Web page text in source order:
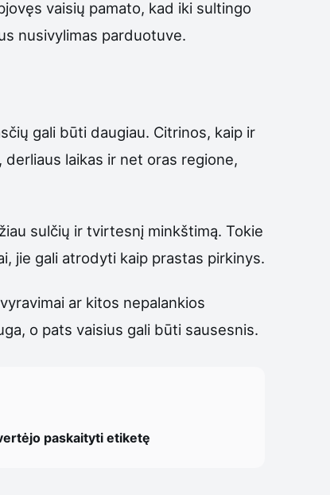
vaisių pamato, kad iki sultingo
nusivylimas parduotuve.
gali būti daugiau. Citrinos, kaip ir
laikas ir net oras regione,
sulčių ir tvirtesnį minkštimą. Tokie
jie gali atrodyti kaip prastas pirkinys.
ar kitos nepalankios
o pats vaisius gali būti sausesnis.
paskaityti etiketę